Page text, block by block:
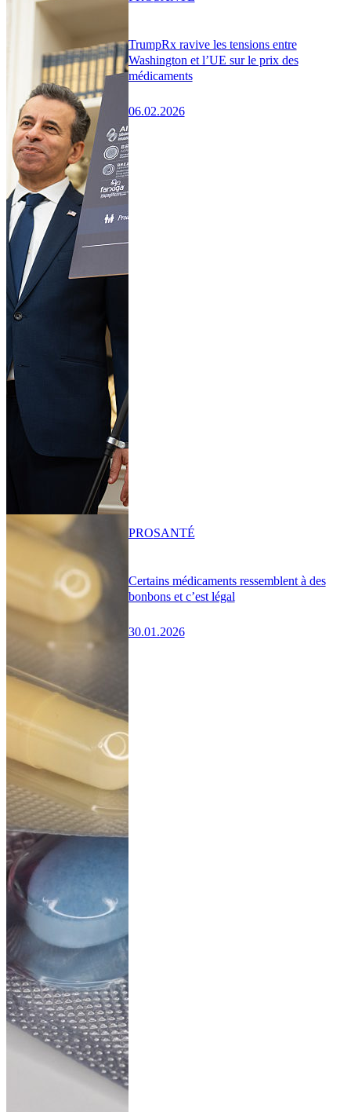
TrumpRx ravive les tensions entre
Washington et l’UE sur le prix des
médicaments
06.02.2026
Certains médicaments ressemblent à des
bonbons et c’est légal
30.01.2026
PROSANTÉ